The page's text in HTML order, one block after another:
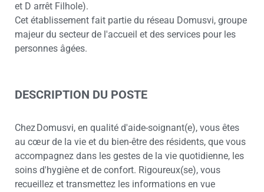
et D arrêt Filhole).
Cet établissement fait partie du réseau Domusvi, groupe
majeur du secteur de l'accueil et des services pour les
personnes âgées.
DESCRIPTION DU POSTE
Chez Domusvi, en qualité d'aide-soignant(e), vous êtes
au cœur de la vie et du bien-être des résidents, que vous
accompagnez dans les gestes de la vie quotidienne, les
soins d'hygiène et de confort. Rigoureux(se), vous
recueillez et transmettez les informations en vue